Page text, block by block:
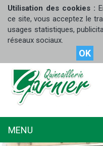
Utilisation des cookies :
ce site, vous acceptez le
usages statistiques,
réseaux sociaux.
OK
MENU